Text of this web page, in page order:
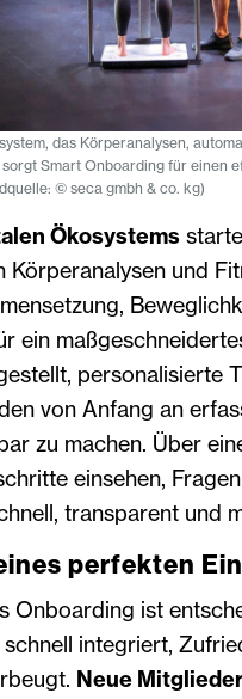
das Körperanalysen,
Smart Onboarding für einen
© seca gmbh & co. kg)
Ökosystems
Körperanalysen und
ein
personalisierte
von Anfang an
zu machen. Über
einsehen,
transparent und
perfekten
Onboarding ist
integriert,
Neue